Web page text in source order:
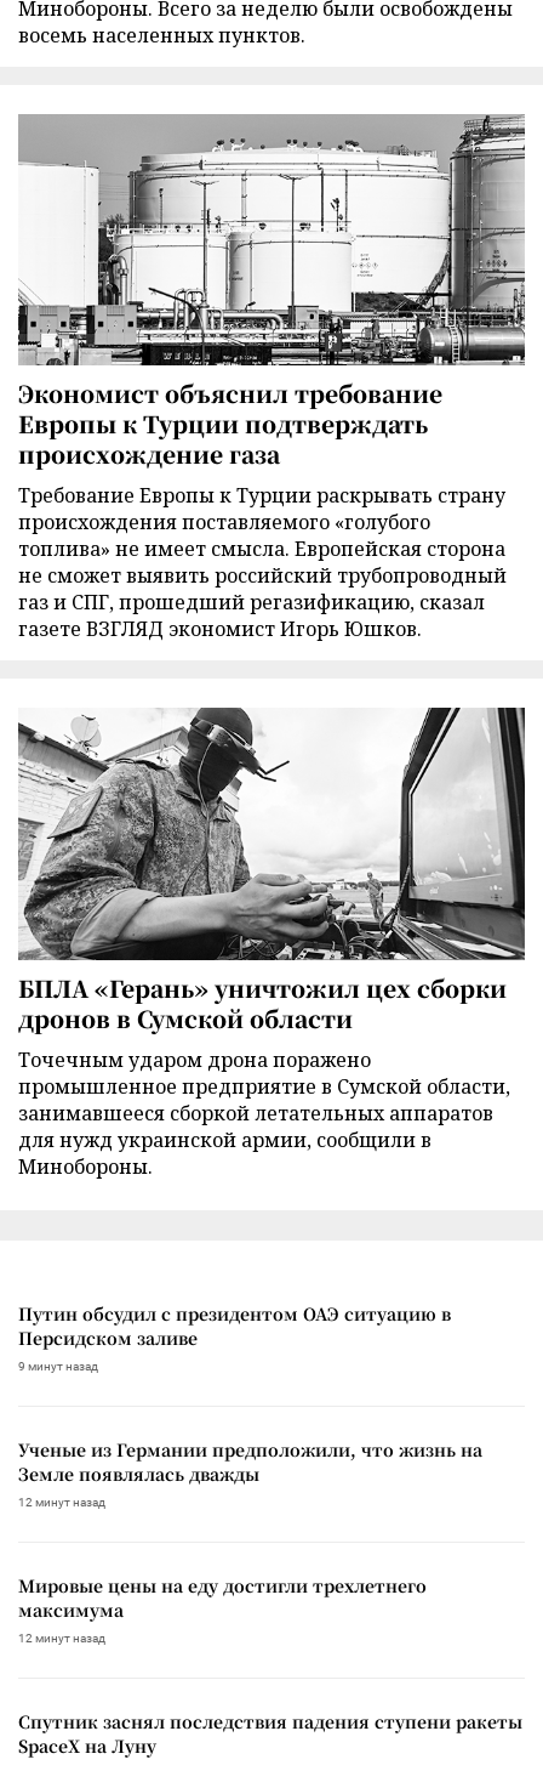
Минобороны. Всего за неделю были освобождены
восемь населенных пунктов.
Экономист объяснил требование
Европы к Турции подтверждать
происхождение газа
Требование Европы к Турции раскрывать страну
происхождения поставляемого «голубого
топлива» не имеет смысла. Европейская сторона
не сможет выявить российский трубопроводный
газ и СПГ, прошедший регазификацию, сказал
газете ВЗГЛЯД экономист Игорь Юшков.
БПЛА «Герань» уничтожил цех сборки
дронов в Сумской области
Точечным ударом дрона поражено
промышленное предприятие в Сумской области,
занимавшееся сборкой летательных аппаратов
для нужд украинской армии, сообщили в
Минобороны.
Путин обсудил с президентом ОАЭ ситуацию в
Персидском заливе
9 минут назад
Ученые из Германии предположили, что жизнь на
Земле появлялась дважды
12 минут назад
Мировые цены на еду достигли трехлетнего
максимума
12 минут назад
Спутник заснял последствия падения ступени ракеты
SpaceX на Луну